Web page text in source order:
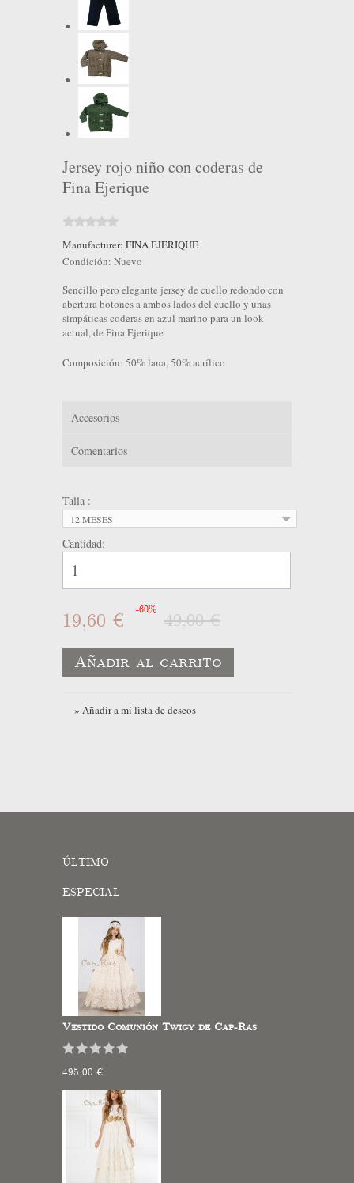
Jersey rojo niño con coderas de
Fina Ejerique
Manufacturer: FINA EJERIQUE
Condición: Nuevo
Sencillo pero elegante jersey de cuello redondo con
abertura botones a ambos lados del cuello y unas
simpáticas coderas en azul marino para un look
actual, de Fina Ejerique
Composición: 50% lana, 50% acrílico
Accesorios
Comentarios
Talla :
12 MESES
Cantidad:
19,60 € -60%
49,00 €
Añadir al carrito
» Añadir a mi lista de deseos
ÚLTIMO
ESPECIAL
Vestido Comunión Twigy de Cap-Ras
495,00 €